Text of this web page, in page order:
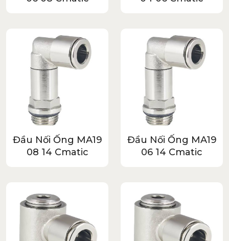
Đầu Nối Ống MA19
08 14 Cmatic
Đầu Nối Ống MA19
06 14 Cmatic